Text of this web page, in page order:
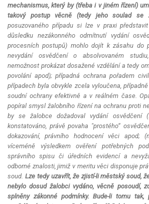
mechanismus, který by (třeba i v jiném řízení)
takový postup věcně (tedy jeho soulad se
posuzovaného případu si lze v praxi
důsledku nezákonného odmítnutí vydání
procesních postupů) mohlo dojít k zásahu do
nevydání osvědčení o absolvovaném
nemožnost prokázat dosažené vzdělání a tedy
povolání apod); případná ochrana pořadem
případech byla obvykle zcela vyloučena,
soudní ochrany efektivně a v reálném čase.
popíral smysl žalobního řízení na ochranu proti
by se žalobce dožadoval vydání osvědčení
konstatováno, právě povaha "prostého“
dokazování, právního hodnocení věci apod;
víceméně výsledkem ověření potřebných
správního spisu či úředních evidencí a
odborné znalosti, jimiž v meritu věci disponuje
soud. Lze tedy uzavřít, že zjistí-li městský soud,
nebylo dosud žalobci vydáno, věcně posoudí,
splněny zákonné podmínky. Bude-li tomu tak,